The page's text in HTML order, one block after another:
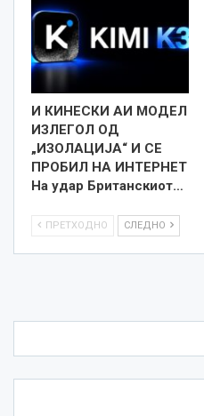
И КИНЕСКИ АИ МОДЕЛ
ИЗЛЕГОЛ ОД
„ИЗОЛАЦИЈА“ И СЕ
ПРОБИЛ НА ИНТЕРНЕТ
На удар Британскиот…
ПРЕТХОДНО СЛЕДНО